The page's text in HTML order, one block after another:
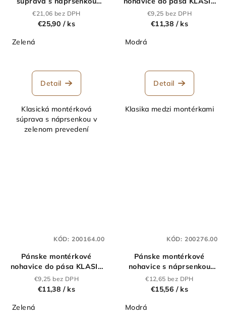
KLASIK zelená
€21,06 bez DPH
€25,90 / ks
Zelená
Detail
Klasická montérková
súprava s náprsenkou v
zelenom prevedení
modré
€9,25 bez DPH
€11,38 / ks
Modrá
Detail
Klasika medzi montérkami
Pánske montérkové
nohavice do pása KLASIK
zelené
€9,25 bez DPH
€11,38 / ks
Zelená
KÓD: 200164.00
Pánske montérkové
nohavice s náprsenkou
KLASIK modré
€12,65 bez DPH
€15,56 / ks
Modrá
KÓD: 200276.00